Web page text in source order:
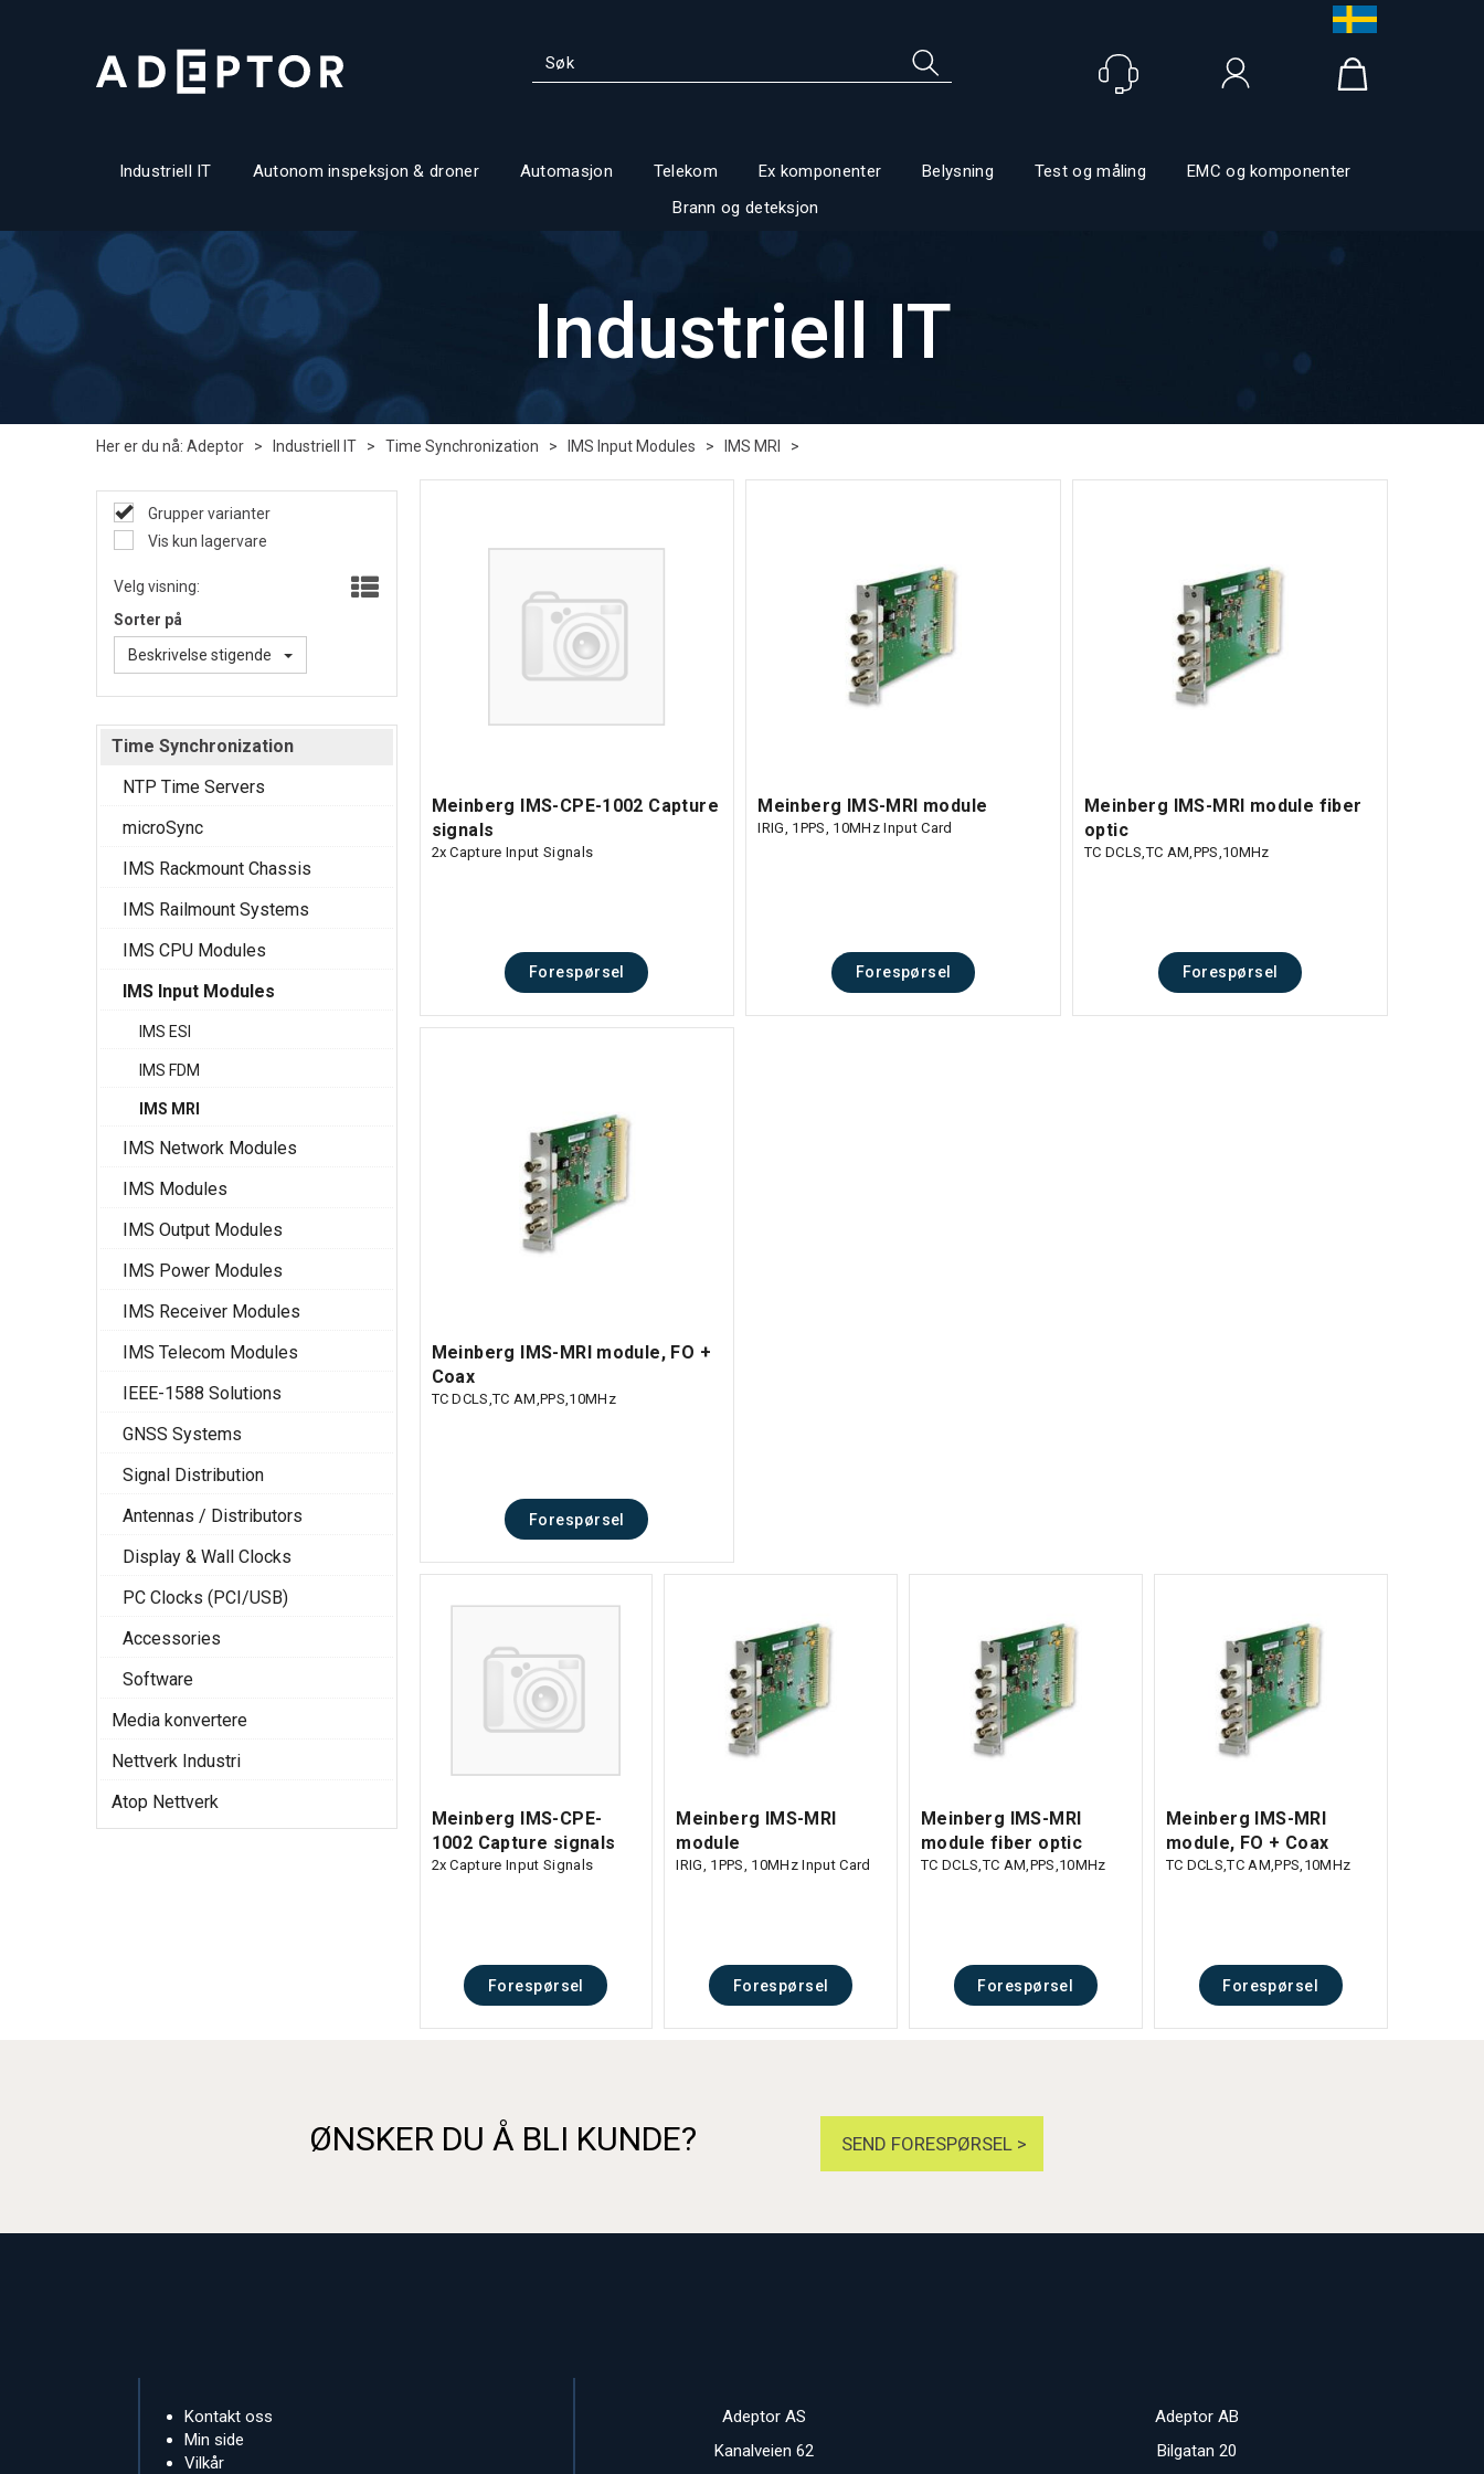
Industriell IT Autonom inspeksjon & droner Automasjon Telekom Ex komponenter Belysning Test og måling
EMC og komponenter
Brann og deteksjon
Industriell IT
Her er du nå: Adeptor > Industriell IT > Time Synchronization > IMS Input Modules > IMS MRI >
Grupper varianter
Vis kun lagervare
Velg visning:
Sorter på
Beskrivelse stigende
Time Synchronization
NTP Time Servers
microSync
IMS Rackmount Chassis
IMS Railmount Systems
IMS CPU Modules
IMS Input Modules
IMS ESI
IMS FDM
IMS MRI
IMS Network Modules
IMS Modules
IMS Output Modules
IMS Power Modules
IMS Receiver Modules
IMS Telecom Modules
IEEE-1588 Solutions
GNSS Systems
Signal Distribution
Antennas / Distributors
Display & Wall Clocks
PC Clocks (PCI/USB)
Accessories
Software
Media konvertere
Nettverk Industri
Atop Nettverk
Meinberg IMS-CPE-1002 Capture
signals
2x Capture Input Signals
Forespørsel
Meinberg IMS-MRI module
IRIG, 1PPS, 10MHz Input Card
Forespørsel
Meinberg IMS-MRI module fiber
optic
TC DCLS,TC AM,PPS,10MHz
Forespørsel
Meinberg IMS-MRI module, FO +
Coax
TC DCLS,TC AM,PPS,10MHz
Forespørsel
Meinberg IMS-CPE-
1002 Capture signals
2x Capture Input Signals
Forespørsel
Meinberg IMS-MRI
module
IRIG, 1PPS, 10MHz Input Card
Forespørsel
Meinberg IMS-MRI
module fiber optic
TC DCLS,TC AM,PPS,10MHz
Forespørsel
Meinberg IMS-MRI
module, FO + Coax
TC DCLS,TC AM,PPS,10MHz
Forespørsel
ØNSKER DU Å BLI KUNDE? SEND FORESPØRSEL >
Kontakt oss
Min side
Vilkår
Adeptor AS
Kanalveien 62
Adeptor AB
Bilgatan 20